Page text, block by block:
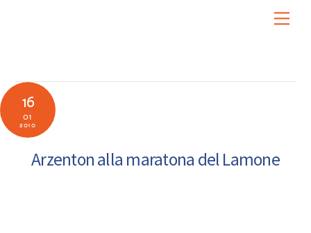
16
01
2010
Arzenton alla maratona del Lamone